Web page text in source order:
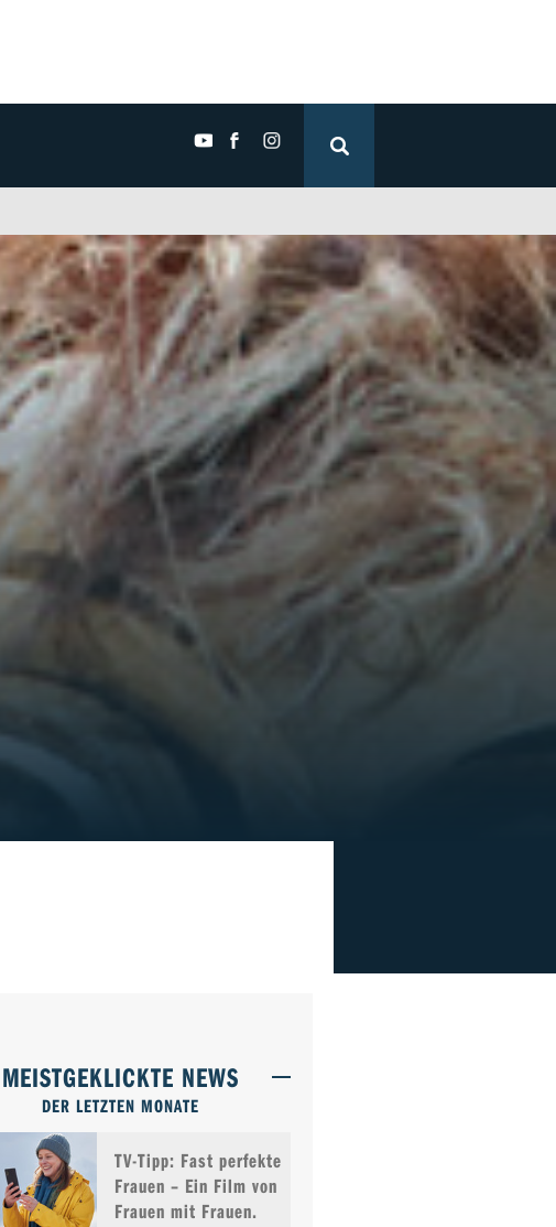
MEISTGEKLICKTE NEWS
DER LETZTEN MONATE
TV-Tipp: Fast perfekte
Frauen – Ein Film von
Frauen mit Frauen.